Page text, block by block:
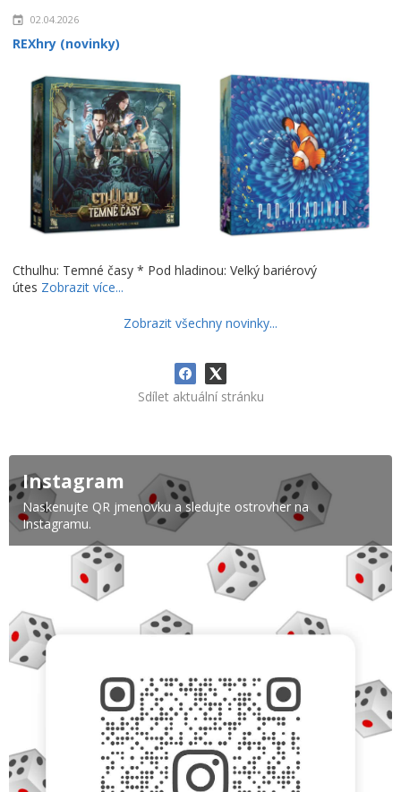
02.04.2026
REXhry (novinky)
Cthulhu: Temné časy * Pod hladinou: Velký bariérový
útes Zobrazit více...
Zobrazit všechny novinky...
Sdílet aktuální stránku
Instagram
Naskenujte QR jmenovku a sledujte ostrovher na
Instagramu.